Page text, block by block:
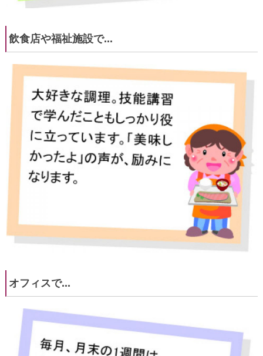
飲食店や福祉施設で...
オフィスで...